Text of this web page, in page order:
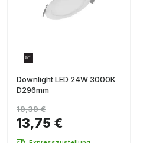
Downlight LED 24W 3000K
D296mm
13,75 €
19,39 €